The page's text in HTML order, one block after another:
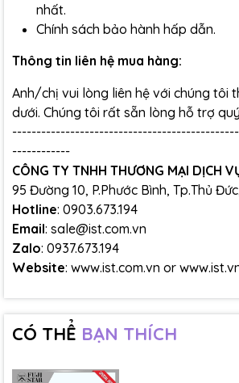
nhất.
Chính sách bảo hành hấp dẫn.
Thông tin liên hệ mua hàng:
Anh/chị vui lòng liên hệ với chúng tôi
dưới. Chúng tôi rất sẵn lòng hỗ trợ
------------
CÔNG TY TNHH THƯƠNG MẠI DỊCH
95 Đường 10, P.Phước Bình, Tp.Thủ
Hotline: 0903.673.194
Email: sale@ist.com.vn
Zalo: 0937.673.194
Website: www.ist.com.vn or
CÓ THỂ BẠN THÍCH